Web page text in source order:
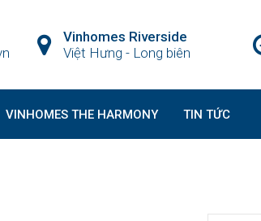
Vinhomes Riverside
Việt Hưng - Long biên
VINHOMES THE HARMONY TIN TỨC